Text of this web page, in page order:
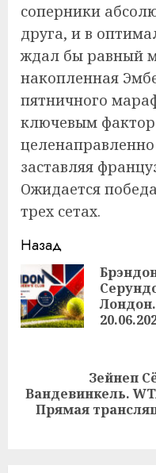
соперники
друга, и в
ждал бы равный
накопленная
пятничного
ключевым
заставляя
Ожидается
трех сетах.
Продолжить
чтение
Назад
Следующая
запись:
Зейнеп
Вандевинкель.
Прямая